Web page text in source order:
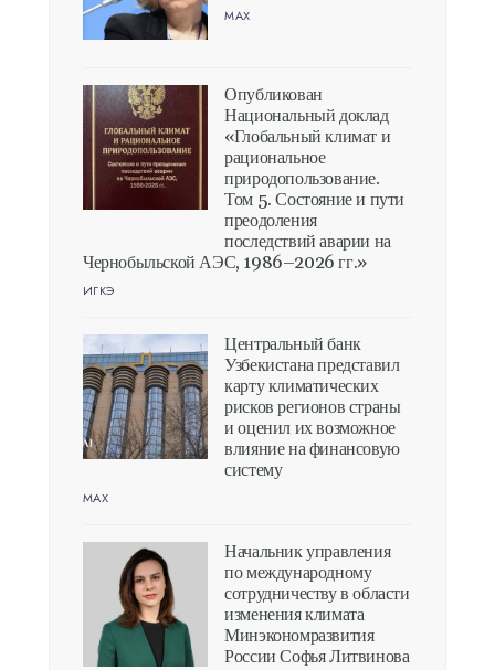
MAX
Опубликован
Национальный доклад
«Глобальный климат и
рациональное
природопользование.
Том 5. Состояние и пути
преодоления
последствий аварии на
Чернобыльской АЭС, 1986–2026 гг.»
ИГКЭ
Центральный банк
Узбекистана представил
карту климатических
рисков регионов страны
и оценил их возможное
влияние на финансовую
систему
MAX
Начальник управления
по международному
сотрудничеству в области
изменения климата
Минэкономразвития
России Софья Литвинова